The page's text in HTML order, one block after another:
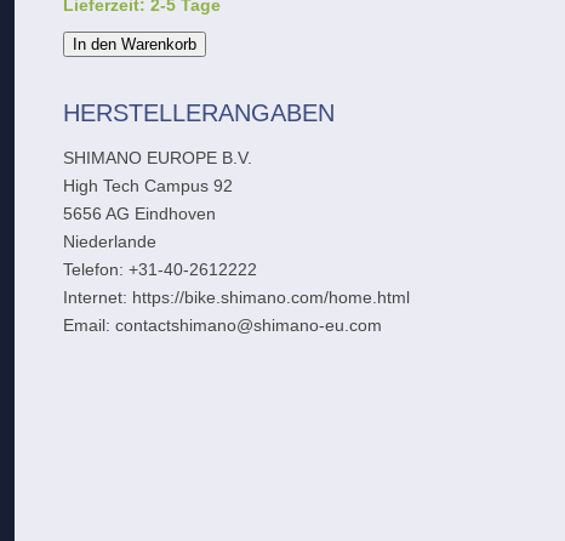
Lieferzeit: 2-5 Tage
In den Warenkorb
HERSTELLERANGABEN
SHIMANO EUROPE B.V.
High Tech Campus 92
5656 AG Eindhoven
Niederlande
Telefon: +31-40-2612222
Internet: https://bike.shimano.com/home.html
Email: contactshimano@shimano-eu.com